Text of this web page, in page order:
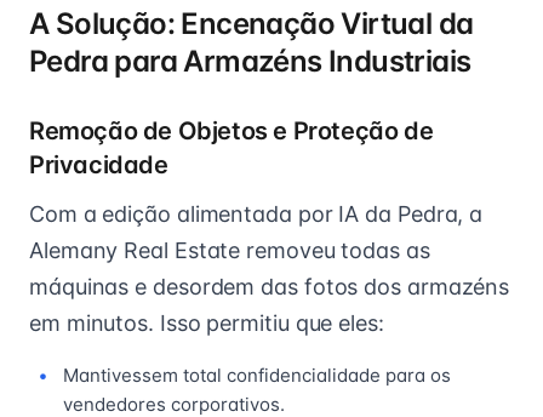
A Solução: Encenação Virtual da
Pedra para Armazéns Industriais
Remoção de Objetos e Proteção de
Privacidade
Com a edição alimentada por IA da Pedra, a
Alemany Real Estate removeu todas as
máquinas e desordem das fotos dos armazéns
em minutos. Isso permitiu que eles:
Mantivessem total confidencialidade para os
vendedores corporativos.